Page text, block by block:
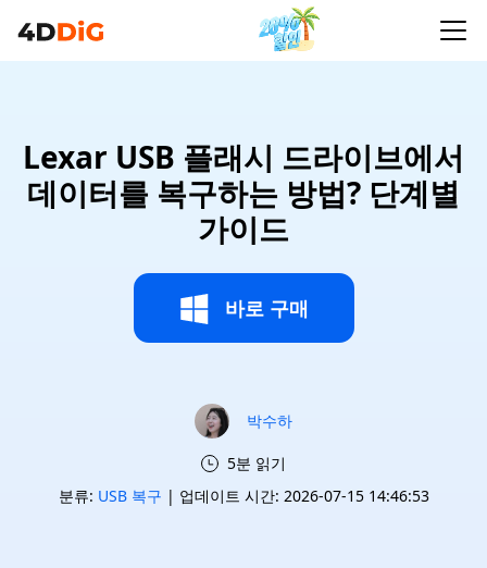
Lexar USB 플래시 드라이브에서
데이터를 복구하는 방법? 단계별
가이드
바로 구매
박수하
5분 읽기
분류: USB 복구 | 업데이트 시간: 2026-07-15 14:46:53